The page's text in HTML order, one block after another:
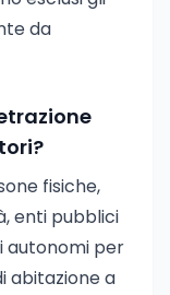
da
fisiche,
enti pubblici
autonomi per
abitazione a